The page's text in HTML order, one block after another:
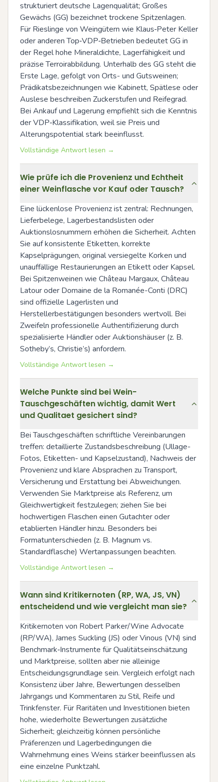
strukturiert deutsche Lagenqualität; Großes
Gewächs (GG) bezeichnet trockene Spitzenlagen.
Für Rieslinge von Weingütern wie Klaus‑Peter Keller
oder anderen Top‑VDP‑Betrieben bedeutet GG in
der Regel hohe Mineraldichte, Lagerfähigkeit und
präzise Terroirabbildung. Unterhalb des GG steht die
Erste Lage, gefolgt von Orts- und Gutsweinen;
Prädikatsbezeichnungen wie Kabinett, Spätlese oder
Auslese beschreiben Zuckerstufen und Reifegrad.
Bei Ankauf und Lagerung empfiehlt sich die Kenntnis
der VDP‑Klassifikation, weil sie Preis und
Alterungspotential stark beeinflusst.
Vollständige Antwort lesen →
Wie prüfe ich die Provenienz und Echtheit
einer Weinflasche vor Kauf oder Tausch?
Eine lückenlose Provenienz ist zentral: Rechnungen,
Lieferbelege, Lagerbestandslisten oder
Auktionslosnummern erhöhen die Sicherheit. Achten
Sie auf konsistente Etiketten, korrekte
Kapselprägungen, original versiegelte Korken und
unauffällige Restaurierungen an Etikett oder Kapsel.
Bei Spitzenweinen wie Château Margaux, Château
Latour oder Domaine de la Romanée-Conti (DRC)
sind offizielle Lagerlisten und
Herstellerbestätigungen besonders wertvoll. Bei
Zweifeln professionelle Authentifizierung durch
spezialisierte Händler oder Auktionshäuser (z. B.
Sotheby’s, Christie’s) anfordern.
Vollständige Antwort lesen →
Welche Punkte sind bei Wein-
Tauschgeschäften wichtig, damit Wert
und Qualitaet gesichert sind?
Bei Tauschgeschäften schriftliche Vereinbarungen
treffen: detaillierte Zustandsbeschreibung (Ullage-
Fotos, Etiketten- und Kapselzustand), Nachweis der
Provenienz und klare Absprachen zu Transport,
Versicherung und Erstattung bei Abweichungen.
Verwenden Sie Marktpreise als Referenz, um
Gleichwertigkeit festzulegen; ziehen Sie bei
hochwertigen Flaschen einen Gutachter oder
etablierten Händler hinzu. Besonders bei
Formatunterschieden (z. B. Magnum vs.
Standardflasche) Wertanpassungen beachten.
Vollständige Antwort lesen →
Wann sind Kritikernoten (RP, WA, JS, VN)
entscheidend und wie vergleicht man sie?
Kritikernoten von Robert Parker/Wine Advocate
(RP/WA), James Suckling (JS) oder Vinous (VN) sind
Benchmark‑Instrumente für Qualitätseinschätzung
und Marktpreise, sollten aber nie alleinige
Entscheidungsgrundlage sein. Vergleich erfolgt nach
Konsistenz über Jahre, Bewertungen desselben
Jahrgangs und Kommentaren zu Stil, Reife und
Trinkfenster. Für Raritäten und Investitionen bieten
hohe, wiederholte Bewertungen zusätzliche
Sicherheit; gleichzeitig können persönliche
Präferenzen und Lagerbedingungen die
Wahrnehmung eines Weins stärker beeinflussen als
eine einzelne Punktzahl.